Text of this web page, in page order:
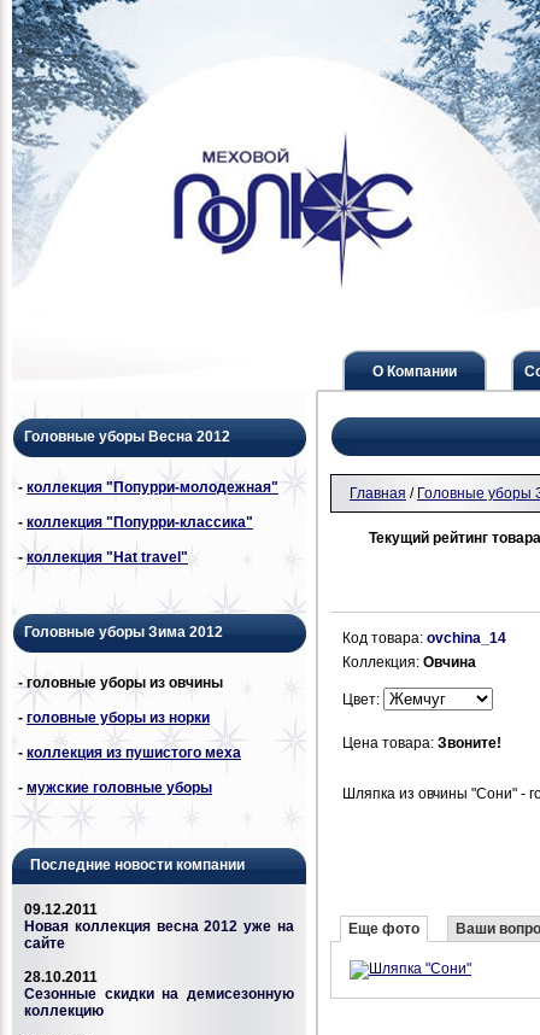
О Компании
Головные уборы Весна 2012
- коллекция "Попурри-молодежная"
- коллекция "Попурри-классика"
-коллекция "Hat travel"
Головные уборы Зима 2012
- головные уборы из овчины
- головные уборы из норки
- коллекция из пушистого меха
- мужские головные уборы
Последние новости компании
09.12.2011
Новая коллекция весна 2012 уже на
сайте
28.10.2011
Сезонные скидки на демисезонную
коллекцию
Главная / Головные уборы
Текущий рейтинг
Код товара: ovchina_14
Коллекция: Овчина
Цвет:
Цена товара: Звоните!
Шляпка из овчины "Сони" -
Еще фото Ваши